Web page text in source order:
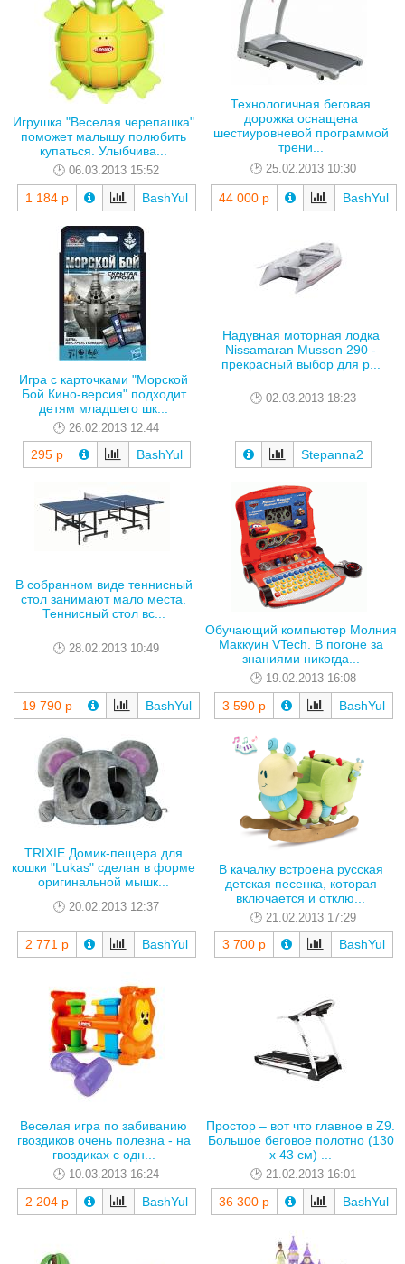
Игрушка "Веселая черепашка"
поможет малышу полюбить
купаться. Улыбчива...
06.03.2013 15:52
1 184 р BashYul
Технологичная беговая
дорожка оснащена
шестиуровневой программой
трени...
25.02.2013 10:30
44 000 р BashYul
Игра с карточками "Морской
Бой Кино-версия" подходит
детям младшего шк...
26.02.2013 12:44
295 р BashYul
Надувная моторная лодка
Nissamaran Musson 290 -
прекрасный выбор для р...
02.03.2013 18:23
Stepanna2
В собранном виде теннисный
стол занимают мало места.
Теннисный стол вс...
28.02.2013 10:49
19 790 р BashYul
Обучающий компьютер Молния
Маккуин VTech. В погоне за
знаниями никогда...
19.02.2013 16:08
3 590 р BashYul
TRIXIE Домик-пещера для
кошки "Lukas" сделан в форме
оригинальной мышк...
20.02.2013 12:37
2 771 р BashYul
В качалку встроена русская
детская песенка, которая
включается и отклю...
21.02.2013 17:29
3 700 р BashYul
Веселая игра по забиванию
гвоздиков очень полезна - на
гвоздиках с одн...
10.03.2013 16:24
2 204 р BashYul
Простор – вот что главное в Z9.
Большое беговое полотно (130
х 43 см) ...
21.02.2013 16:01
36 300 р BashYul